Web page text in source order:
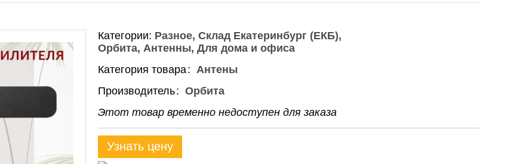
Категории: Разное Склад Екатеринбург (ЕКБ)
Орбита Антенны Для дома и офиса
Категория товара Антены
Производитель Орбита
Этот товар временно недоступен для заказа
Узнать цену